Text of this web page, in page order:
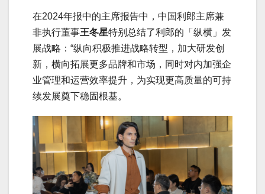
在2024年报中的主席报告中，中国利郎主席兼
非执行董事王冬星特别总结了利郎的「纵横」发
展战略：“纵向积极推进战略转型，加大研发创
新，横向拓展更多品牌和市场，同时对内加强企
业管理和运营效率提升，为实现更高质量的可持
续发展奠下稳固根基。